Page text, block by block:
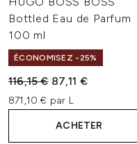
Bottled Eau de Parfum
100 ml
ÉCONOMISEZ -25%
Prix de vente :
116,15 € Prix ​​actuel :
87,11 €
871,10 € par L
ACHETER